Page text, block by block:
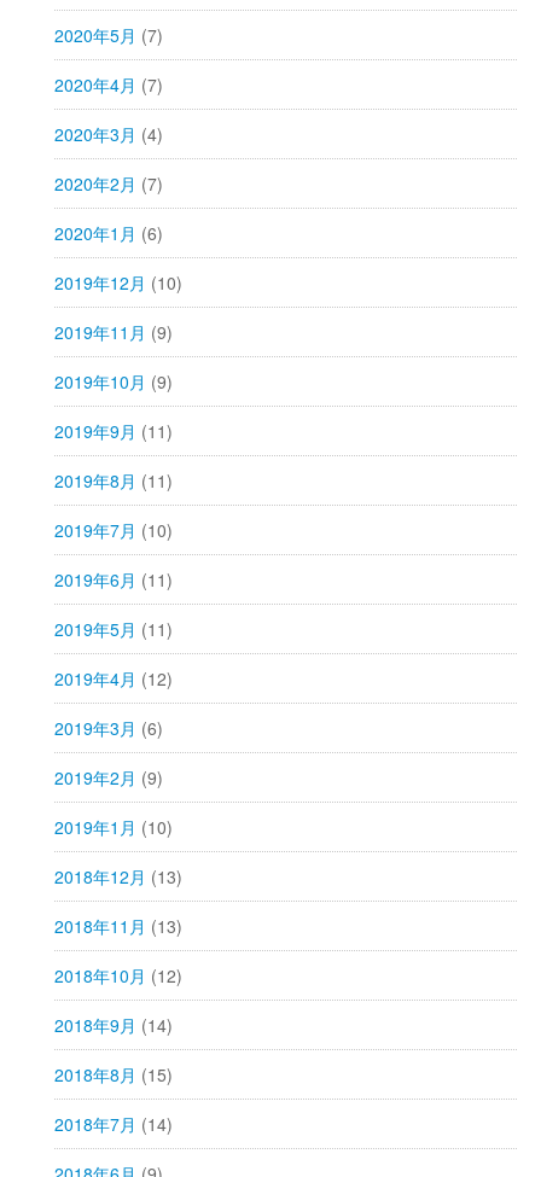
2020年5月 (7)
2020年4月 (7)
2020年3月 (4)
2020年2月 (7)
2020年1月 (6)
2019年12月 (10)
2019年11月 (9)
2019年10月 (9)
2019年9月 (11)
2019年8月 (11)
2019年7月 (10)
2019年6月 (11)
2019年5月 (11)
2019年4月 (12)
2019年3月 (6)
2019年2月 (9)
2019年1月 (10)
2018年12月 (13)
2018年11月 (13)
2018年10月 (12)
2018年9月 (14)
2018年8月 (15)
2018年7月 (14)